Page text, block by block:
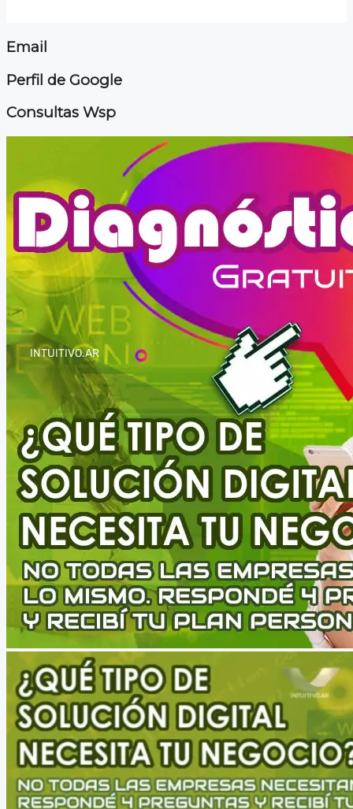
Email
Perfil de Google
Consultas Wsp